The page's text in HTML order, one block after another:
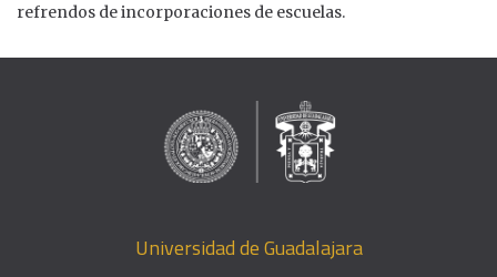
refrendos de incorporaciones de escuelas.
Universidad de Guadalajara